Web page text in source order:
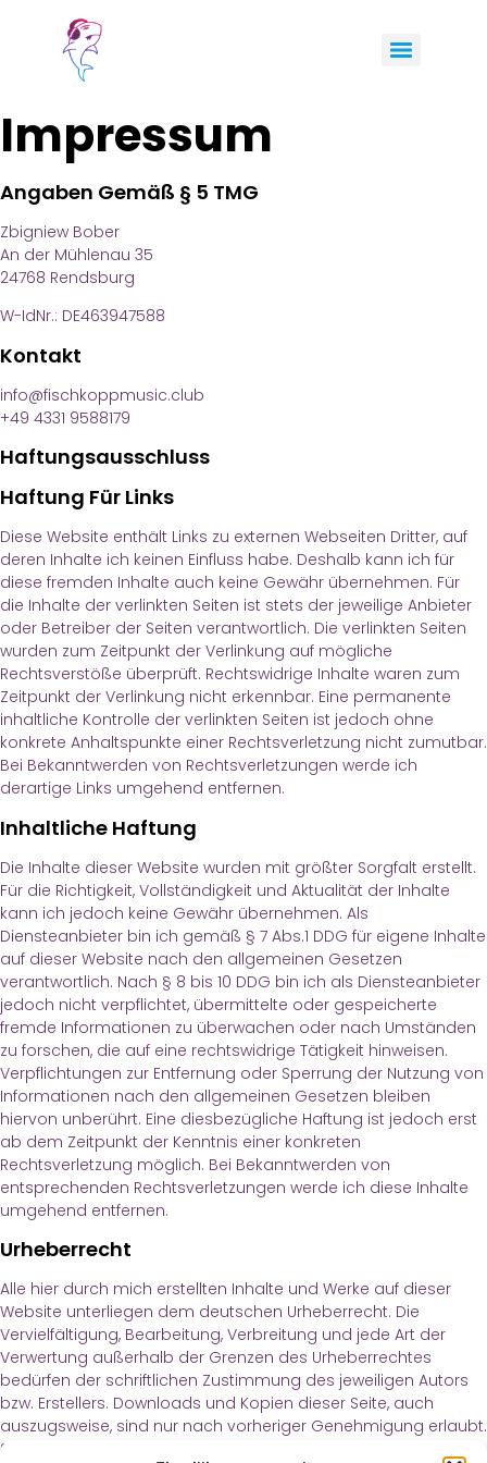
Impressum
Angaben Gemäß § 5 TMG
Zbigniew Bober
An der Mühlenau 35
24768 Rendsburg
W-IdNr.: DE463947588
Kontakt
info@fischkoppmusic.club
+49 4331 9588179
Haftungsausschluss
Haftung Für Links
Diese Website enthält Links zu externen Webseiten Dritter, auf
deren Inhalte ich keinen Einfluss habe. Deshalb kann ich für
diese fremden Inhalte auch keine Gewähr übernehmen. Für
die Inhalte der verlinkten Seiten ist stets der jeweilige Anbieter
oder Betreiber der Seiten verantwortlich. Die verlinkten Seiten
wurden zum Zeitpunkt der Verlinkung auf mögliche
Rechtsverstöße überprüft. Rechtswidrige Inhalte waren zum
Zeitpunkt der Verlinkung nicht erkennbar. Eine permanente
inhaltliche Kontrolle der verlinkten Seiten ist jedoch ohne
konkrete Anhaltspunkte einer Rechtsverletzung nicht zumutbar.
Bei Bekanntwerden von Rechtsverletzungen werde ich
derartige Links umgehend entfernen.
Inhaltliche Haftung
Die Inhalte dieser Website wurden mit größter Sorgfalt erstellt.
Für die Richtigkeit, Vollständigkeit und Aktualität der Inhalte
kann ich jedoch keine Gewähr übernehmen. Als
Diensteanbieter bin ich gemäß § 7 Abs.1 DDG für eigene Inhalte
auf dieser Website nach den allgemeinen Gesetzen
verantwortlich. Nach § 8 bis 10 DDG bin ich als Diensteanbieter
jedoch nicht verpflichtet, übermittelte oder gespeicherte
fremde Informationen zu überwachen oder nach Umständen
zu forschen, die auf eine rechtswidrige Tätigkeit hinweisen.
Verpflichtungen zur Entfernung oder Sperrung der Nutzung von
Informationen nach den allgemeinen Gesetzen bleiben
hiervon unberührt. Eine diesbezügliche Haftung ist jedoch erst
ab dem Zeitpunkt der Kenntnis einer konkreten
Rechtsverletzung möglich. Bei Bekanntwerden von
entsprechenden Rechtsverletzungen werde ich diese Inhalte
umgehend entfernen.
Urheberrecht
Alle hier durch mich erstellten Inhalte und Werke auf dieser
Website unterliegen dem deutschen Urheberrecht. Die
Vervielfältigung, Bearbeitung, Verbreitung und jede Art der
Verwertung außerhalb der Grenzen des Urheberrechtes
bedürfen der schriftlichen Zustimmung des jeweiligen Autors
bzw. Erstellers. Downloads und Kopien dieser Seite, auch
auszugsweise, sind nur nach vorheriger Genehmigung erlaubt.
Soweit die Inhalte auf dieser Seite nicht vom Betreiber erstellt